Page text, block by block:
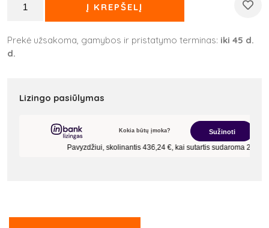
Į KREPŠELĮ
Prekė užsakoma, gamybos ir pristatymo terminas: iki 45 d.
d.
Lizingo pasiūlymas